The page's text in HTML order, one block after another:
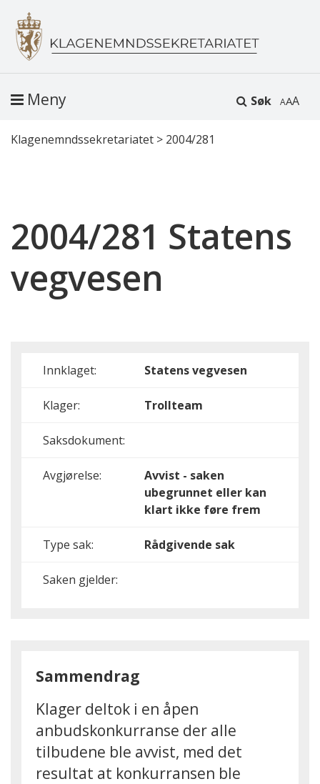
Søk A
Meny
Klagenemndssekretariatet > 2004/281
2004/281 Statens
vegvesen
Innklaget: Statens vegvesen
Klager: Trollteam
Saksdokument:
Avgjørelse:
Avvist - saken
ubegrunnet eller kan
klart ikke føre frem
Type sak: Rådgivende sak
Saken gjelder:
Sammendrag
Klager deltok i en åpen
anbudskonkurranse der alle
tilbudene ble avvist, med det
resultat at konkurransen ble